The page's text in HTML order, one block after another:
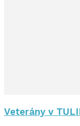
Veterány v